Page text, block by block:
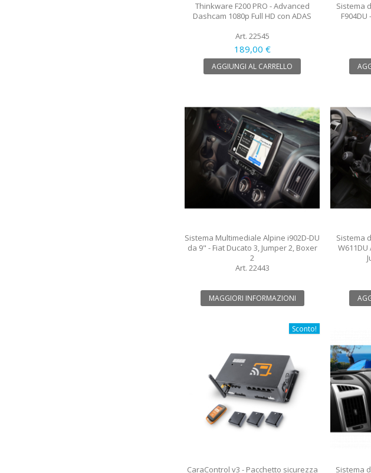
Thinkware F200 PRO - Advanced
Dashcam 1080p Full HD con ADAS
Art. 22545
189,00 €
AGGIUNGI AL CARRELLO
Sistema
F904DU
Sistema Multimediale Alpine i902D-DU
da 9" - Fiat Ducato 3, Jumper 2, Boxer
2
Art. 22443
MAGGIORI INFORMAZIONI
Sistema
W611DU
Sconto!
CaraControl v3 - Pacchetto sicurezza
Sistema